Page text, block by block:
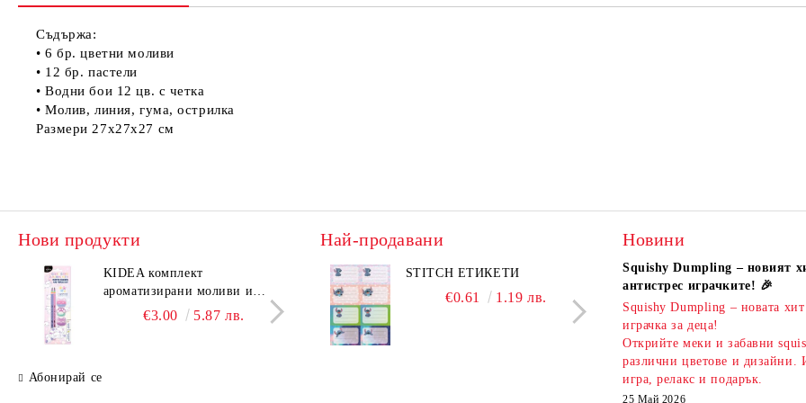
Съдържа:
• 6 бр. цветни моливи
• 12 бр. пастели
• Водни бои 12 цв. с четка
• Молив, линия, гума, острилка
Размери 27х27х27 см
Нови продукти
KIDEA комплект
ароматизирани моливи и
гуми Котешки лапи
€3.00 5.87 лв.
KIDEA комплект
ароматизирани моливи и
гуми Капибара
KIDEA комплект 5 бр.
ароматни гуми Bubble Tea
€2.20 4.30 лв.
Абонирай се
Най-продавани
STITCH ЕТИКЕТИ
€0.61 1.19 лв.
PIXELS МОЛИВ С
Новини
Squishy Dumpling – новият
антистрес играчките! 🎉
Squishy Dumpling – новата хит
играчка за деца!
Открийте меки и забавни
различни цветове и дизайни.
игра, релакс и подарък.
25 Май 2026